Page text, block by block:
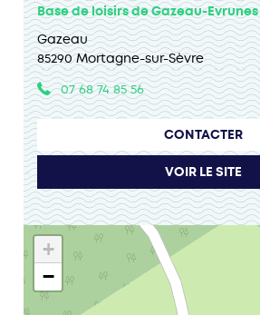
Base de loisirs de Gazeau-Evrunes
Gazeau
85290 Mortagne-sur-Sèvre
07 68 74 85 56
CONTACTER
VOIR LE SITE
+
−